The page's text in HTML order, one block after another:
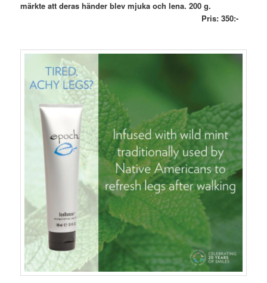
märkte att deras händer blev mjuka och lena. 200 g.
Pris: 350:-